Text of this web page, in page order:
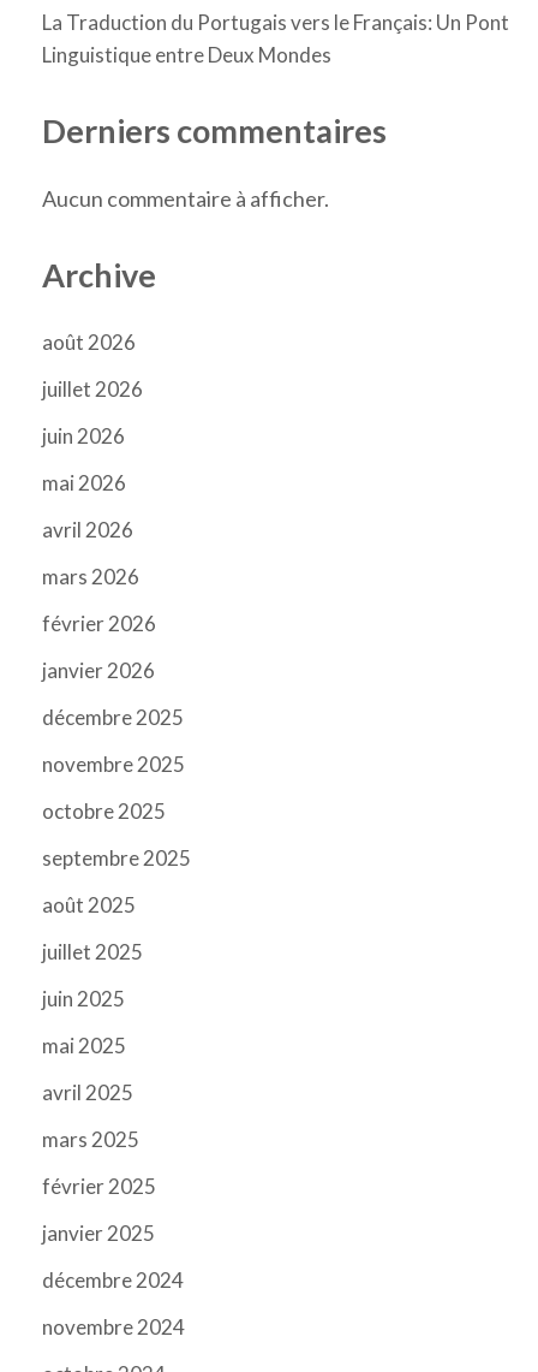
La Traduction du Portugais vers le Français: Un Pont
Linguistique entre Deux Mondes
Derniers commentaires
Aucun commentaire à afficher.
Archive
août 2026
juillet 2026
juin 2026
mai 2026
avril 2026
mars 2026
février 2026
janvier 2026
décembre 2025
novembre 2025
octobre 2025
septembre 2025
août 2025
juillet 2025
juin 2025
mai 2025
avril 2025
mars 2025
février 2025
janvier 2025
décembre 2024
novembre 2024